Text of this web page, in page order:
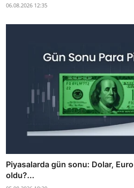
06.08.2026 12:35
Piyasalarda gün sonu: Dolar,
oldu?...